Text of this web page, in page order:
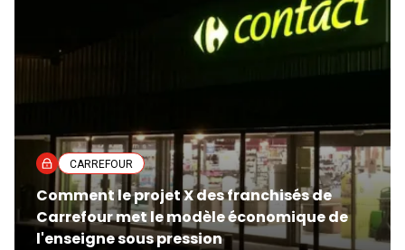
CARREFOUR
Comment le projet X des franchisés de
Carrefour met le modèle économique de
l'enseigne sous pression